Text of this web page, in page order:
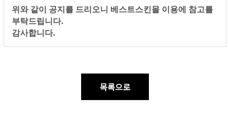
위와 같이 공지를 드리오니 베스트스킨몰 이용에 참고를
부탁드립니다.
감사합니다.
목록으로